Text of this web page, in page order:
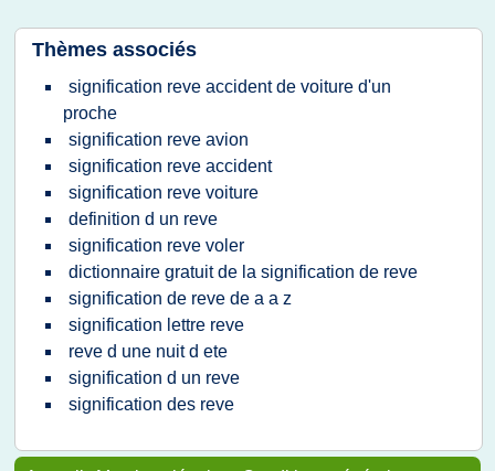
Thèmes associés
signification reve accident de voiture d'un
proche
signification reve avion
signification reve accident
signification reve voiture
definition d un reve
signification reve voler
dictionnaire gratuit de la signification de reve
signification de reve de a a z
signification lettre reve
reve d une nuit d ete
signification d un reve
signification des reve